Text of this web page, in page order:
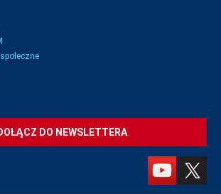
DO NEWSLETTERA